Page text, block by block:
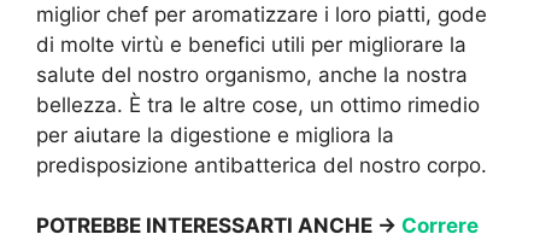
miglior chef per aromatizzare i loro piatti, gode
di molte virtù e benefici utili per migliorare la
salute del nostro organismo, anche la nostra
bellezza. È tra le altre cose, un ottimo rimedio
per aiutare la digestione e migliora la
predisposizione antibatterica del nostro corpo.
POTREBBE INTERESSARTI ANCHE -> Correre